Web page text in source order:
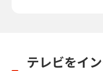
テレビをイ